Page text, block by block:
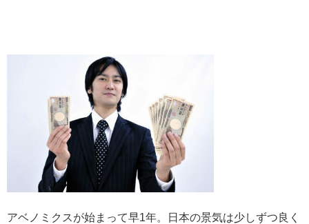
アベノミクスが始まって早1年。日本の景気は少しずつ良く